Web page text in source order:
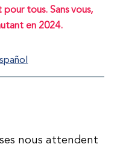
tous. Sans vous,
en 2024.
nous attendent